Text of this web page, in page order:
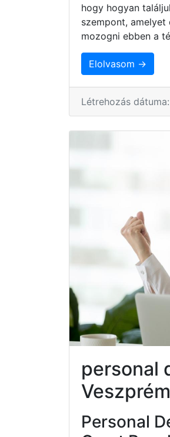
hogy hogyan
szempont, amelyet
mozogni ebben a
Elolvasom →
Létrehozás
personal
Personal